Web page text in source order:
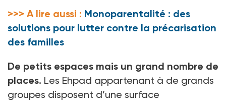
>>> A lire aussi : Monoparentalité : des
solutions pour lutter contre la précarisation
des familles
De petits espaces mais un grand nombre de
places. Les Ehpad appartenant à de grands
groupes disposent d’une surface